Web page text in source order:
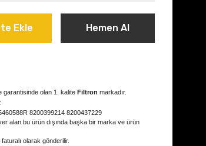
Ekle Hemen Al
garantisinde olan 1. kalite Filtron markadır.
8200399214 8200437229
alan bu ürün dışında başka bir marka ve ürün
olarak gönderilir.